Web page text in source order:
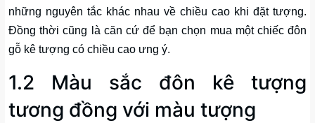
những nguyên tắc khác nhau về chiều cao khi đặt tượng.
Đồng thời cũng là căn cứ để bạn chọn mua một chiếc đôn
gỗ kê tượng có chiều cao ưng ý.
1.2 Màu sắc đôn kê tượng
tương đồng với màu tượng